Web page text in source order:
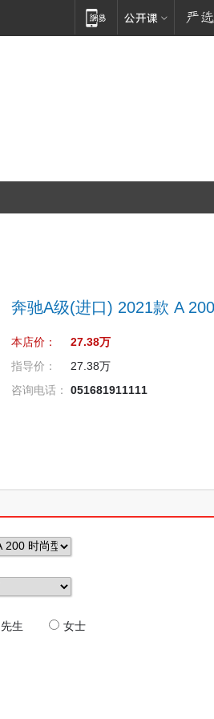
奔驰A级(进口) 2021款 A
本店价：
27.38万
指导价：
27.38万
咨询电话：
051681911111
先生 女士